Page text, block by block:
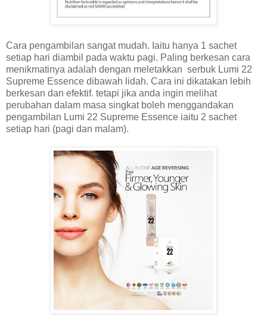
Cara pengambilan sangat mudah. Iaitu hanya 1 sachet
setiap hari diambil pada waktu pagi. Paling berkesan cara
menikmatinya adalah dengan meletakkan serbuk Lumi 22
Supreme Essence dibawah lidah. Cara ini dikatakan lebih
berkesan dan efektif. tetapi jika anda ingin melihat
perubahan dalam masa singkat boleh menggandakan
pengambilan Lumi 22 Supreme Essence iaitu 2 sachet
setiap hari (pagi dan malam).